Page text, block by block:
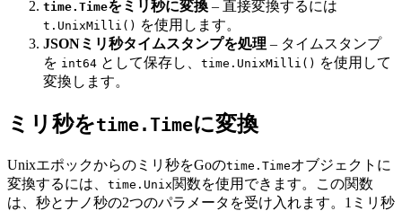
time.Timeをミリ秒に変換 – 直接変換するには
t.UnixMilli() を使用します。
JSONミリ秒タイムスタンプを処理 – タイムスタンプ
を int64 として保存し、 time.UnixMilli() を使用して
変換します。
ミリ秒をtime.Timeに変換
Unixエポックからのミリ秒をGoのtime.Timeオブジェクトに
変換するには、 time.Unix関数を使用できます。この関数
は、秒とナノ秒の2つのパラメータを受け入れます。1ミリ秒